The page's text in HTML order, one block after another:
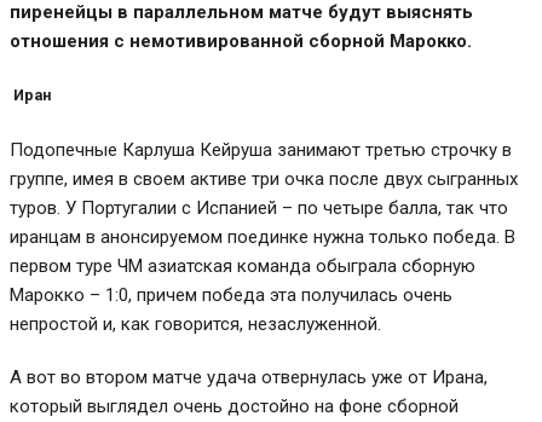
пиренейцы в параллельном матче будут выяснять
отношения с немотивированной сборной Марокко.
Иран
Подопечные Карлуша Кейруша занимают третью строчку в
группе, имея в своем активе три очка после двух сыгранных
туров. У Португалии с Испанией – по четыре балла, так что
иранцам в анонсируемом поединке нужна только победа. В
первом туре ЧМ азиатская команда обыграла сборную
Марокко – 1:0, причем победа эта получилась очень
непростой и, как говорится, незаслуженной.
А вот во втором матче удача отвернулась уже от Ирана,
который выглядел очень достойно на фоне сборной